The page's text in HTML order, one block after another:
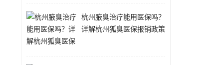
杭州腋臭治疗能用医保吗？
详解杭州狐臭医保报销政策